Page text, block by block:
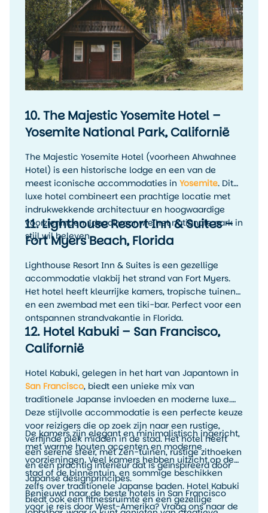
10. The Majestic Yosemite Hotel –
Yosemite National Park, Californië
The Majestic Yosemite Hotel (voorheen Ahwahnee
Hotel) is een historische lodge en een van de
meest iconische accommodaties in Yosemite. Dit
luxe hotel combineert een prachtige locatie met
indrukwekkende architectuur en hoogwaardige
voorzieningen. Ideaal voor wie het nationale park in
stijl wil beleven.
11. Lighthouse Resort Inn & Suites –
Fort Myers Beach, Florida
Lighthouse Resort Inn & Suites is een gezellige
accommodatie vlakbij het strand van Fort Myers.
Het hotel heeft kleurrijke kamers, tropische tuinen
en een zwembad met een tiki-bar. Perfect voor een
ontspannen strandvakantie in Florida.
12. Hotel Kabuki – San Francisco,
Californië
Hotel Kabuki, gelegen in het hart van Japantown in
San Francisco, biedt een unieke mix van
traditionele Japanse invloeden en moderne luxe.
Deze stijlvolle accommodatie is een perfecte keuze
voor reizigers die op zoek zijn naar een rustige,
verfijnde plek midden in de stad. Het hotel heeft
een serene sfeer, met Zen-tuinen, rustige zithoeken
en een prachtig interieur dat is geïnspireerd door
Japanse designprincipes.
De kamers zijn elegant en minimalistisch ingericht,
met warme houten accenten en moderne
voorzieningen. Veel kamers hebben uitzicht op de
stad of de binnentuin, en sommige beschikken
zelfs over traditionele Japanse baden. Hotel Kabuki
biedt ook een fitnessruimte en een gezellige
Benieuwd naar de beste hotels in San Francisco
voor je reis door West-Amerika? Vraag ons naar de